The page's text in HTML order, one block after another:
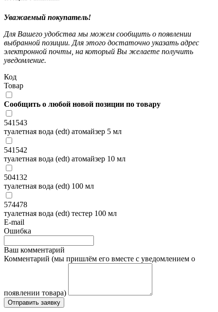
Уважаемый покупатель!
Для Вашего удобства мы можем сообщить о появлении
выбранной позиции. Для этого достаточно указать адрес
электронной почты, на который Вы желаете получить
уведомление.
Код
Товар
Сообщить о любой новой позиции по товару
541543
туалетная вода (edt) атомайзер 5 мл
541542
туалетная вода (edt) атомайзер 10 мл
504132
туалетная вода (edt) 100 мл
574478
туалетная вода (edt) тестер 100 мл
E-mail
Ошибка
Ваш комментарий
Комментарий (мы пришлём его вместе с уведомлением о
появлении товара)
Отправить заявку